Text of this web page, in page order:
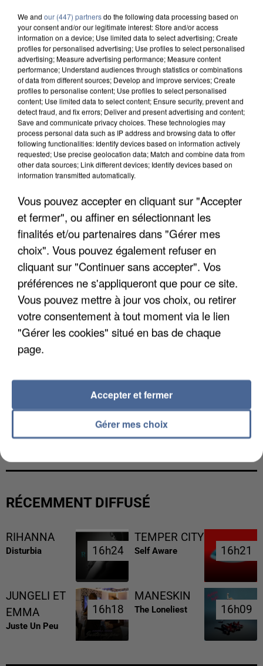
APRÈS TOUTES CES CANICULES, LES REFUGES
DE FAUNE SAUVAGE SONT...
L’UN DES FONDATEURS SUPPOSÉS DE LA DZ
MAFIA INTERPELLÉ EN ALGÉRIE
RÉCEMMENT DIFFUSÉ
RIHANNA
Disturbia 16h24
16h24
TEMPER CITY
Self Aware 16h21
16h21
JUNGELI ET
EMMA
Juste Un Peu
16h18
16h18
MANESKIN
The Loneliest 16h09
16h09
We and our (447) partnersdo the following data processing based on
your consent and/or our legitimate interest: Store and/or access
information on a device; Use limited data to select advertising; Create
profiles for personalised advertising; Use profiles to select personalised
advertising; Measure advertising performance; Measure content
performance; Understand audiences through statistics or combinations
of data from different sources; Develop and improve services; Create
profiles to personalise content; Use profiles to select personalised
content; Use limited data to select content; Ensure security, prevent and
detect fraud, and fix errors; Deliver and present advertising and content;
Save and communicate privacy choices. These technologies may
process personal data such as IP address and browsing data to offer
following functionalities: Identify devices based on information actively
requested; Use precise geolocation data; Match and combine data from
other data sources; Link different devices; Identify devices based on
information transmitted automatically.
Vous pouvez accepter en cliquant sur "Accepter
et fermer", ou affiner en sélectionnant les
finalités et/ou partenaires dans "Gérer mes
choix". Vous pouvez également refuser en
cliquant sur "Continuer sans accepter". Vos
préférences ne s'appliqueront que pour ce site.
Vous pouvez mettre à jour vos choix, ou retirer
votre consentement à tout moment via le lien
"Gérer les cookies" situé en bas de chaque
page.
Gérer mes choix
Accepter et fermer